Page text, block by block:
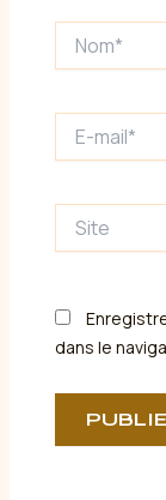
mail*
dans le